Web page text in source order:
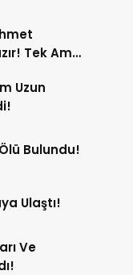
Tek Amaç
Uzun
Bulundu!
Ulaştı!
Ve